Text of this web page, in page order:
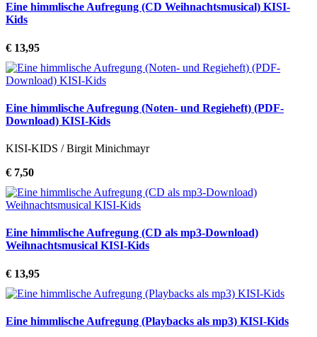
Eine himmlische Aufregung (CD Weihnachtsmusical) KISI-
Kids
€ 13,95
Eine himmlische Aufregung (Noten- und Regieheft) (PDF-
Download) KISI-Kids
KISI-KIDS / Birgit Minichmayr
€ 7,50
Eine himmlische Aufregung (CD als mp3-Download)
Weihnachtsmusical KISI-Kids
€ 13,95
Eine himmlische Aufregung (Playbacks als mp3) KISI-Kids